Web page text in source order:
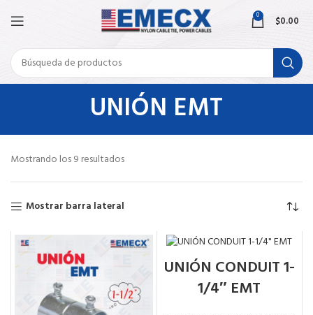
0 $0.00
UNIÓN EMT
Mostrando los 9 resultados
Mostrar barra lateral
UNIÓN CONDUIT 1-
1/4″ EMT